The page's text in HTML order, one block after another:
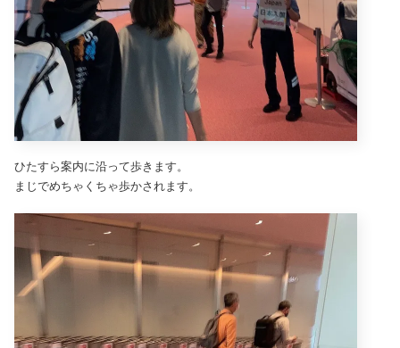
ひたすら案内に沿って歩きます。
まじでめちゃくちゃ歩かされます。